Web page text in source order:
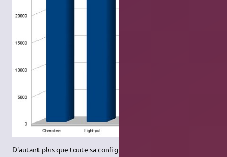
D'autant plus que toute sa configuration se fait par interface